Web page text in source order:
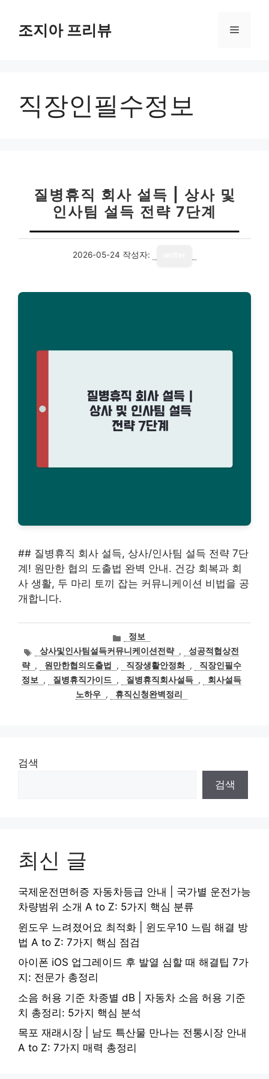
조지아 프리뷰 메
직장인필수정보
질병휴직 회사 설득 | 상사 및
인사팀 설득 전략 7단계
2026-05-24 작성자:
## 질병휴직 회사 설득, 상사/인사팀 설득 전략 7단
계! 원만한 협의 도출법 완벽 안내. 건강 회복과 회
사 생활, 두 마리 토끼 잡는 커뮤니케이션 비법을 공
개합니다.
카
테
고
리
정보
태상사및인사팀설득커뮤니케이션전략 ,
성공적협상전
략 , 원만한협의도출법 , 직장생활안정화 ,
직장인필수
정보
, 질병휴직가이드 , 질병휴직회사설득 ,
회사설득
노하우 , 휴직신청완벽정리
검색
검색
최신 글
국제운전면허증 자동차등급 안내 | 국가별 운전가능
차량범위 소개 A to Z: 5가지 핵심 분류
윈도우 느려졌어요 최적화 | 윈도우10 느림 해결 방
법 A to Z: 7가지 핵심 점검
아이폰 iOS 업그레이드 후 발열 심할 때 해결팁 7가
지: 전문가 총정리
소음 허용 기준 차종별 dB | 자동차 소음 허용 기준
치 총정리: 5가지 핵심 분석
목포 재래시장 | 남도 특산물 만나는 전통시장 안내
A to Z: 7가지 매력 총정리